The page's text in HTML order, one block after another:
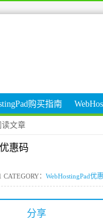
购买指南
读文章
惠码
： WebHostingPad优
分享